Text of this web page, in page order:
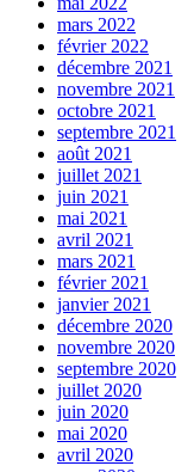
mars 2022
février 2022
décembre 2021
novembre 2021
octobre 2021
septembre 2021
août 2021
juillet 2021
juin 2021
mai 2021
avril 2021
mars 2021
février 2021
janvier 2021
décembre 2020
novembre 2020
septembre 2020
juillet 2020
juin 2020
mai 2020
avril 2020